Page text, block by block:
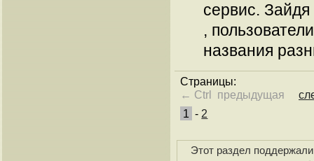
сервис.
,
названия
Страницы:
← Ctrl предыдущая
1 - 2
Этот раздел